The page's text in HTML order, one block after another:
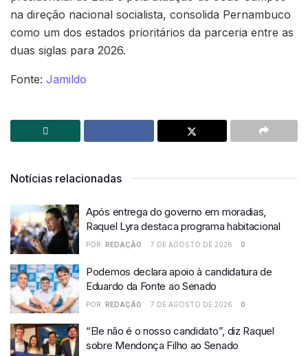
na direção nacional socialista, consolida Pernambuco
como um dos estados prioritários da parceria entre as
duas siglas para 2026.
Fonte: Jamildo
Notícias relacionadas
Após entrega do governo em moradias,
Raquel Lyra destaca programa habitacional
POR: REDAÇÃO 7 DE AGOSTO DE 2026 0
Podemos declara apoio à candidatura de
Eduardo da Fonte ao Senado
POR: REDAÇÃO 7 DE AGOSTO DE 2026 0
“Ele não é o nosso candidato”, diz Raquel
sobre Mendonça Filho ao Senado